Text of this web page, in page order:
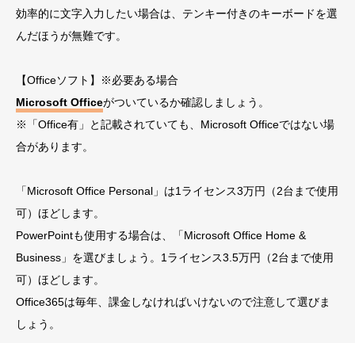
効率的に文字入力したい場合は、テンキー付きのキーボードを選
んだほうが無難です。
【Officeソフト】※必要ある場合
Microsoft Officeがついているか確認しましょう。
※「Office有」と記載されていても、Microsoft Officeではない場
合があります。
「Microsoft Office Personal」は1ライセンス3万円（2台まで使用
可）ほどします。
PowerPointも使用する場合は、「Microsoft Office Home &
Business」を選びましょう。1ライセンス3.5万円（2台まで使用
可）ほどします。
Office365は毎年、課金しなければいけないので注意して選びま
しょう。